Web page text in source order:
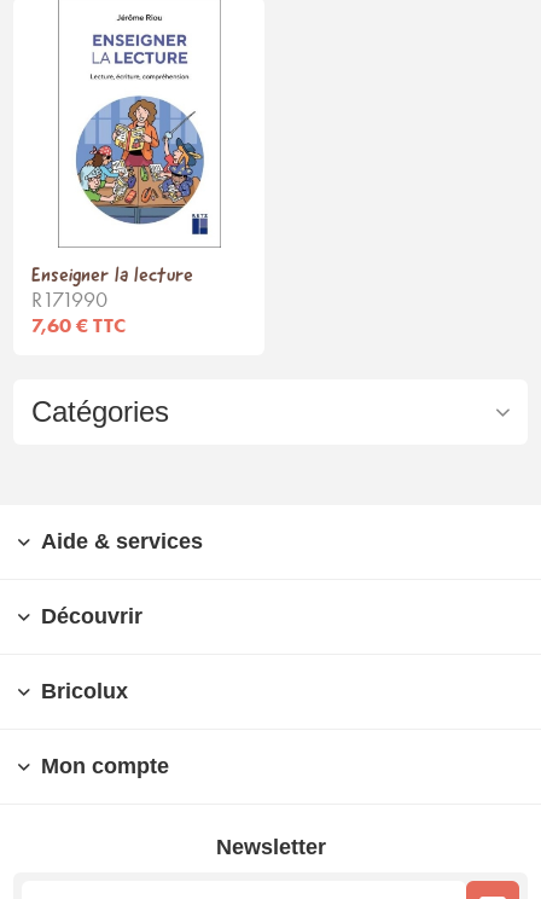
Catégories
Enseigner la lecture
R171990
7,60 € TTC
Aide & services
Découvrir
Bricolux
Mon compte
Newsletter